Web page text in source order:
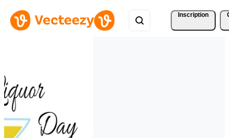
Inscription